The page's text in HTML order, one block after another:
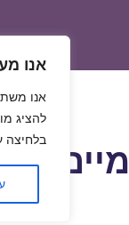
אנו
להציג
בלחיצה